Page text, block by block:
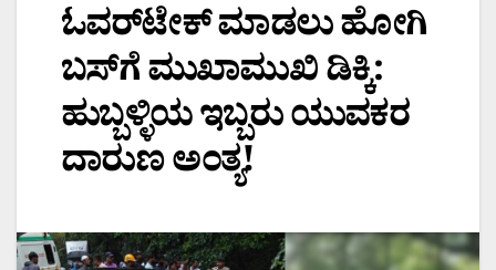
ಓವರ್‌ಟೇಕ್ ಮಾಡಲು ಹೋಗಿ
ಬಸ್‌ಗೆ ಮುಖಾಮುಖಿ ಡಿಕ್ಕಿ:
ಹುಬ್ಬಳ್ಳಿಯ ಇಬ್ಬರು ಯುವಕರ
ದಾರುಣ ಅಂತ್ಯ!